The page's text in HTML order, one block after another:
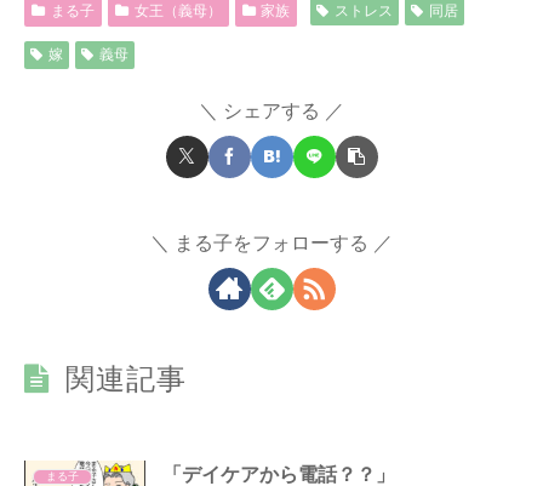
まる子 女王（義母） 家族 ストレス 同居
嫁 義母
シェアする
まる子をフォローする
関連記事
まる子 「デイケアから電話？？」